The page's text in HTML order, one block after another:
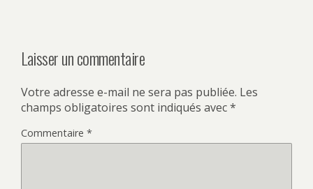
Laisser un commentaire
Votre adresse e-mail ne sera pas publiée. Les
champs obligatoires sont indiqués avec*
Commentaire *